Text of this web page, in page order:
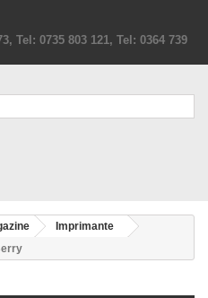
Tel: 0735 803 121, Tel: 0364 739
Imprimante